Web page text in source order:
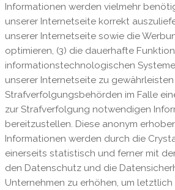
Informationen werden vielmehr
unserer Internetseite korrekt
unserer Internetseite sowie die
optimieren, (3) die dauerhafte
informationstechnologischen
unserer Internetseite zu gewährleisten
Strafverfolgungsbehörden im Falle
zur Strafverfolgung notwendigen
bereitzustellen. Diese anonym
Informationen werden durch die
einerseits statistisch und ferner mit
den Datenschutz und die
Unternehmen zu erhöhen, um